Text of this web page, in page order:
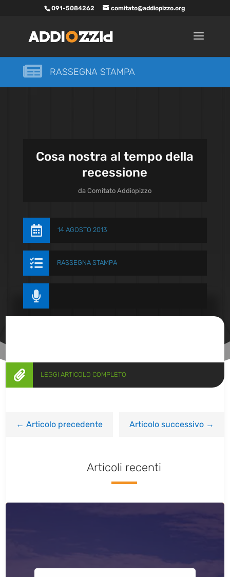
091-5084262 comitato@addiopizzo.org
 RASSEGNA STAMPA
Cosa nostra al tempo della
recessione
daComitato Addiopizzo
 14 AGOSTO 2013
 RASSEGNA STAMPA

 LEGGI ARTICOLO COMPLETO
←Articolo precedente Articolo successivo→
Articoli recenti